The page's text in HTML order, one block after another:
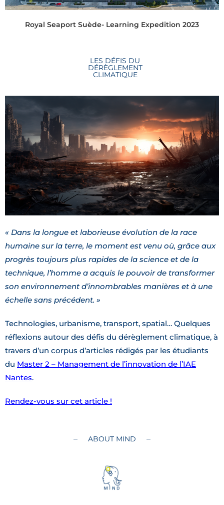
Royal Seaport Suède- Learning Expedition 2023
LES DÉFIS DU
DÉRÈGLEMENT
CLIMATIQUE
« Dans la longue et laborieuse évolution de la race
humaine sur la terre, le moment est venu où, grâce aux
progrès toujours plus rapides de la science et de la
technique, l’homme a acquis le pouvoir de transformer
son environnement d’innombrables manières et à une
échelle sans précédent. »
Technologies, urbanisme, transport, spatial… Quelques
réflexions autour des défis du dérèglement climatique, à
travers d’un corpus d’articles rédigés par les étudiants
du Master 2 – Management de l’innovation de l’IAE
Nantes.
Rendez-vous sur cet article !
ABOUT MIND